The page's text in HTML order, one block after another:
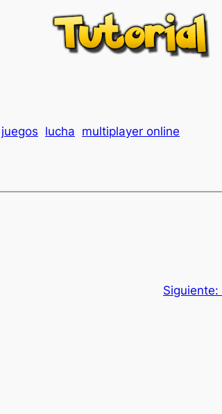
juegos lucha multiplayer online
Siguiente: